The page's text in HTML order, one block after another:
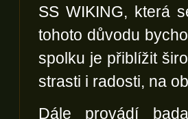
SS WIKING, která
tohoto důvodu
spolku je přiblížit
strasti i radosti, na
Dále provádí